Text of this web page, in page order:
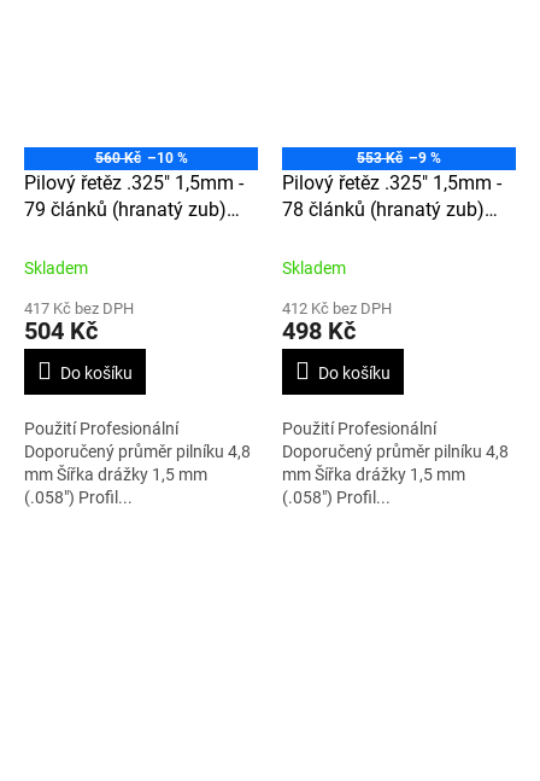
560 Kč –10 %
Pilový řetěz .325" 1,5mm -
79 článků (hranatý zub)
Skladem
417 Kč bez DPH
504 Kč
Do košíku
Použití Profesionální
Doporučený průměr pilníku 4,8
mm Šířka drážky 1,5 mm
(.058") Profil...
553 Kč –9 %
Pilový řetěz .325" 1,5mm -
78 článků (hranatý zub)
Skladem
412 Kč bez DPH
498 Kč
Do košíku
Použití Profesionální
Doporučený průměr pilníku 4,8
mm Šířka drážky 1,5 mm
(.058") Profil...